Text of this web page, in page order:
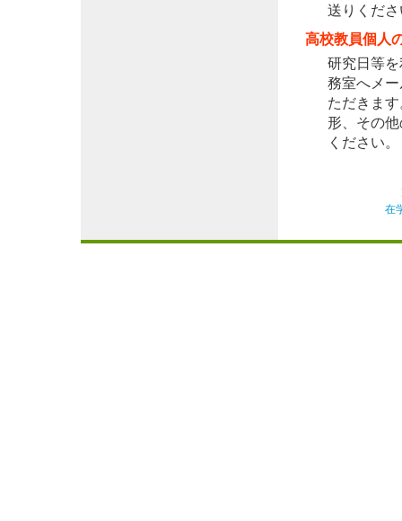
送りくだ
高校教員個人
研究日等
務室へメ
ただきま
形、その
ください。
在